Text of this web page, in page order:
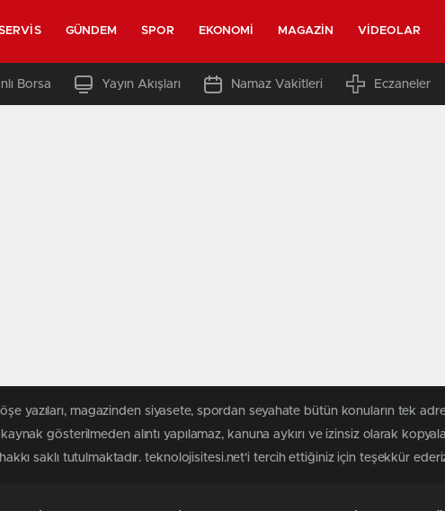
GÜNDEM SPOR EKONOMI MAGAZIN VIDEOLAR
Borsa Yayın Akışları Namaz Vakitleri Eczaneler
yazıları, magazinden siyasete, spordan seyahate bütün konuların tek
gösterilmeden alıntı yapılamaz, kanuna aykırı ve izinsiz olarak
saklı tutulmaktadır. teknolojisitesi.net'i tercih ettiğiniz için teşekkür